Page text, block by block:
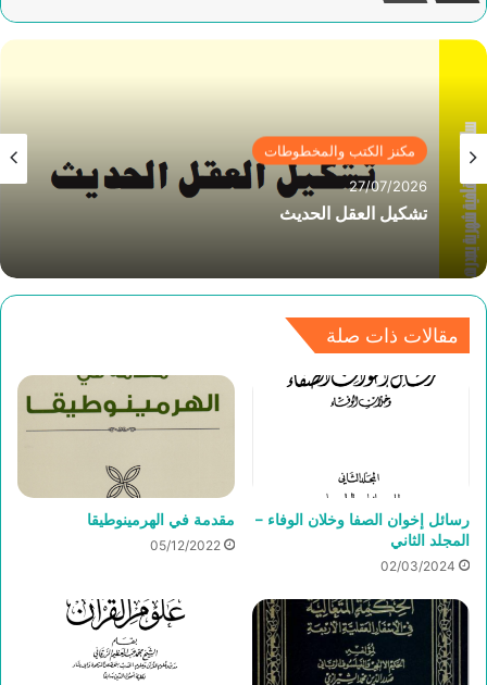
مكنز الكتب والمخطوطات
27/07/2026
تشكيل العقل الحديث
مقالات ذات صلة
رسائل إخوان الصفا وخلان الوفاء –
المجلد الثاني
02/03/2024
مقدمة في الهرمينوطيقا
05/12/2022